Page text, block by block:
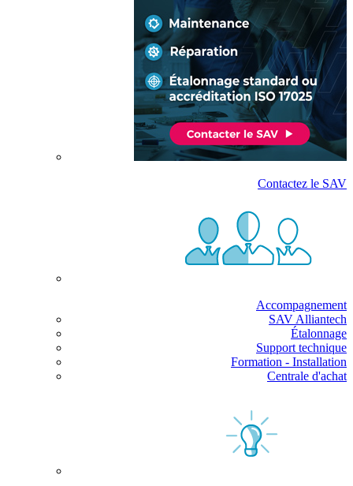
Contactez le SAV
Accompagnement
SAV Alliantech
Étalonnage
Support technique
Formation - Installation
Centrale d'achat